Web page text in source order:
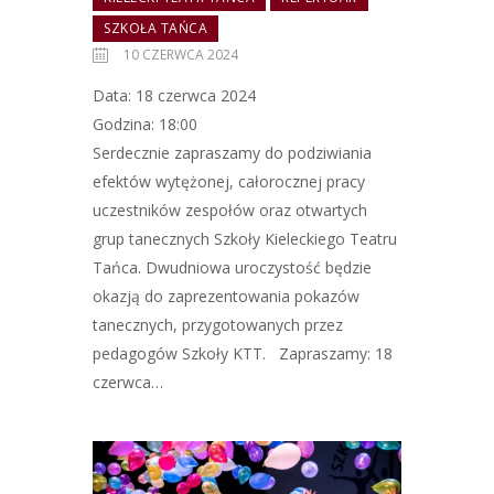
SZKOŁA TAŃCA
10 CZERWCA 2024
Data: 18 czerwca 2024
Godzina: 18:00
Serdecznie zapraszamy do podziwiania
efektów wytężonej, całorocznej pracy
uczestników zespołów oraz otwartych
grup tanecznych Szkoły Kieleckiego Teatru
Tańca. Dwudniowa uroczystość będzie
okazją do zaprezentowania pokazów
tanecznych, przygotowanych przez
pedagogów Szkoły KTT. Zapraszamy: 18
czerwca…